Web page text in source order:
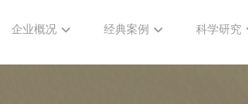
企业概况 经典案例 科学研究